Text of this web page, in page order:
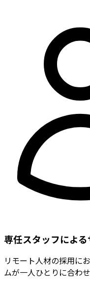
専任スタッフによ
リモート人材の採用に
ムが一人ひとりに合わ